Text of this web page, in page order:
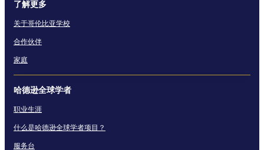
了解更多
关于哥伦比亚学校
合作伙伴
家庭
哈德逊全球学者
职业生涯
什么是哈德逊全球学者项目？
服务台